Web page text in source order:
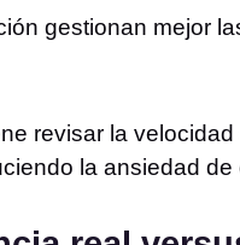
gestionan mejor
revisar la
la ansiedad